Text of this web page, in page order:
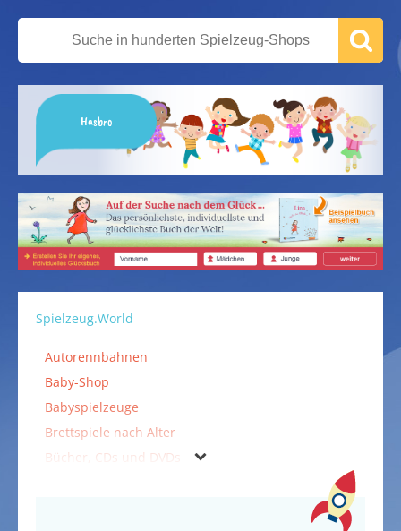
Hasbro
Spielzeug.World
Autorennbahnen
Baby-Shop
Babyspielzeuge
Brettspiele nach Alter
Bücher, CDs und DVDs